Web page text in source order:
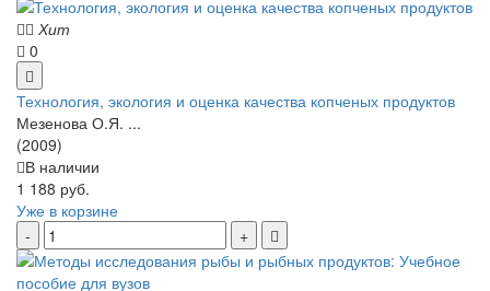
Хит
0
Технология, экология и оценка качества копченых продуктов
Мезенова О.Я. ...
(2009)
В наличии
1 188 руб.
Уже в корзине